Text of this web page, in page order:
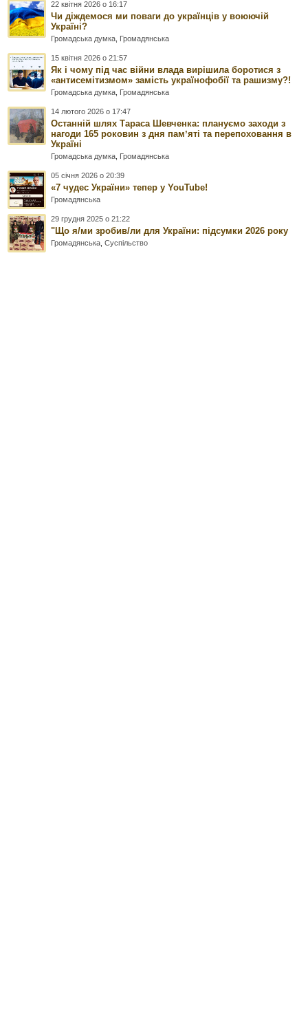
22 квітня 2026 о 16:17
Чи діждемося ми поваги до українців у воюючій
Україні?
Громадська думка Громадянська
15 квітня 2026 о 21:57
Як і чому під час війни влада вирішила боротися з
«антисемітизмом» замість українофобії та рашизму?!
Громадська думка Громадянська
14 лютого 2026 о 17:47
Останній шлях Тараса Шевченка: плануємо заходи з
нагоди 165 роковин з дня памʼяті та перепоховання в
Україні
Громадська думка Громадянська
05 січня 2026 о 20:39
«7 чудес України» тепер у YouTube!
Громадянська
29 грудня 2025 о 21:22
"Що я/ми зробив/ли для України: підсумки 2026 року
Громадянська ,Суспільство